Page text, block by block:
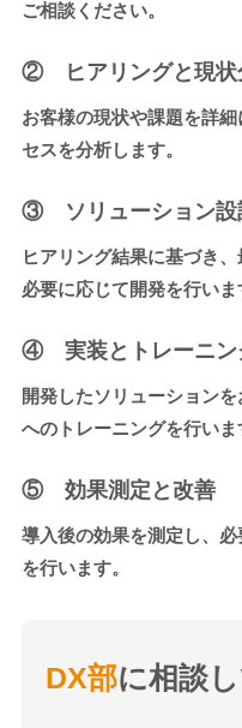
ご相談ください。
② ヒアリングと現状
お客様の現状や課題を詳
セスを分析します。
③ ソリューション設
ヒアリング結果に基づき
必要に応じて開発を行いま
④ 実装とトレーニン
開発したソリューション
へのトレーニングを行いま
⑤ 効果測定と改善
導入後の効果を測定し、
を行います。
DX部に相談